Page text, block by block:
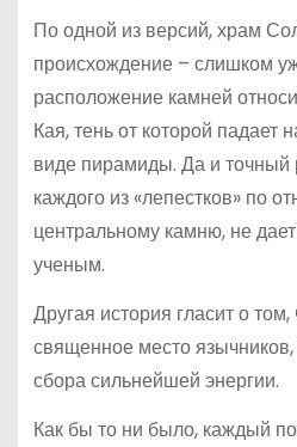
По одной из версий, храм
происхождение – слишком
расположение камней
Кая, тень от которой падает
виде пирамиды. Да и точный
каждого из «лепестков» по
центральному камню, не
ученым.
Другая история гласит о
священное место язычников,
сбора сильнейшей энергии.
Как бы то ни было, каждый